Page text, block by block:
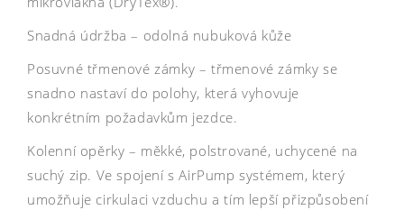
Snadná údržba – odolná nubuková kůže
Posuvné třmenové zámky – třmenové zámky se
snadno nastaví do polohy, která vyhovuje
konkrétním požadavkům jezdce.
Kolenní opěrky – měkké, polstrované, uchycené na
suchý zip. Ve spojení s AirPump systémem, který
umožňuje cirkulaci vzduchu a tím lepší přizpůsobení